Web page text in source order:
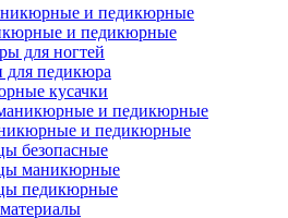
и педикюрные
для ногтей
для педикюра
кусачки
и педикюрные
безопасные
маникюрные
педикюрные